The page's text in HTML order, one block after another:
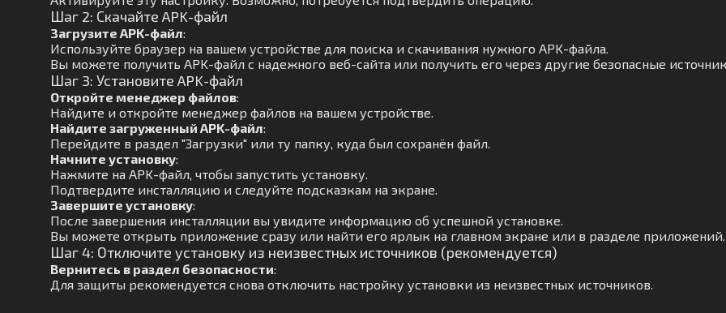
Шаг 2: Скачайте APK-файл
Загрузите APK-файл:
Используйте браузер на вашем устройстве для поиска и скачивания нужного APK-файла.
Вы можете получить APK-файл с надежного веб-сайта или получить его через другие безопасные
Шаг 3: Установите APK-файл
Откройте менеджер файлов:
Найдите и откройте менеджер файлов на вашем устройстве.
Найдите загруженный APK-файл:
Перейдите в раздел "Загрузки" или ту папку, куда был сохранён файл.
Начните установку:
Нажмите на APK-файл, чтобы запустить установку.
Подтвердите инсталляцию и следуйте подсказкам на экране.
Завершите установку:
После завершения инсталляции вы увидите информацию об успешной установке.
Вы можете открыть приложение сразу или найти его ярлык на главном экране или в разделе приложений.
Шаг 4: Отключите установку из неизвестных источников (рекомендуется)
Вернитесь в раздел безопасности:
Для защиты рекомендуется снова отключить настройку установки из неизвестных источников.